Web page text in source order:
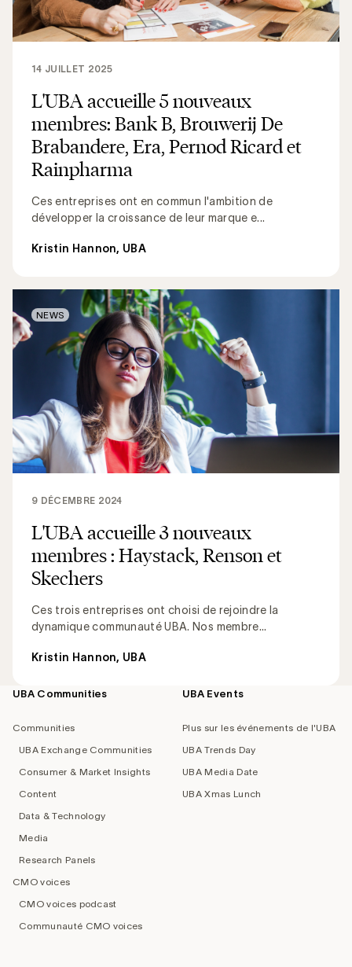
L'UBA accueille 5 nouveaux
membres: Bank B, Brouwerij De
Brabandere, Era, Pernod Ricard et
Rainpharma
Ces entreprises ont en commun l'ambition de
développer la croissance de leur marque e...
14 JUILLET 2025
Kristin Hannon, UBA
L'UBA accueille 3 nouveaux
membres : Haystack, Renson et
Skechers
Ces trois entreprises ont choisi de rejoindre la
dynamique communauté UBA. Nos membre...
9 DÉCEMBRE 2024
Kristin Hannon, UBA
NEWS
Footer
UBA Communities
Communities
UBA Exchange Communities
Consumer & Market Insights
Content
Data & Technology
Media
Research Panels
CMO voices
CMO voices podcast
Communauté CMO voices
UBA Events
Plus sur les événements de l'UBA
UBA Trends Day
UBA Media Date
UBA Xmas Lunch